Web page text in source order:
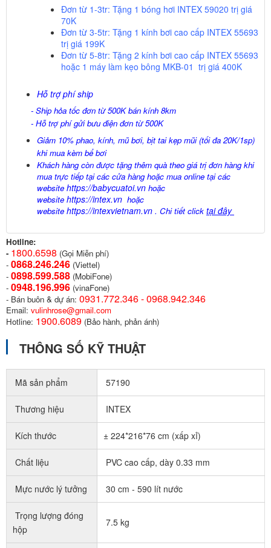
Đơn từ 1-3tr: Tặng 1 bóng hơi INTEX 59020 trị giá
70K
Đơn từ 3-5tr: Tặng 1 kính bơi cao cấp INTEX 55693
trị giá 199K
Đơn từ 5-8tr: Tặng 2 kính bơi cao cấp INTEX 55693
hoặc 1 máy làm kẹo bông MKB-01 trị giá 400K
Hỗ trợ phí ship
- Ship hỏa tốc đơn từ 500K bán kính 8km
- Hỗ trợ phí gửi bưu điện đơn từ 500K
Giảm 10% phao, kính, mũ bơi, bịt tai kẹp mũi (tối đa 20K/1sp)
khi mua kèm bể bơi
Khách hàng còn được tặng thêm quà theo giá trị đơn hàng khi
mua trực tiếp tại các cửa hàng hoặc mua online tại các
website https://babycuatoi.vn hoặc
website https://intex.vn hoặc
website https://intexvietnam.vn . Chi tiết click tại đây
Hotline:
- 1800.6598 (Gọi Miễn phí)
- 0868.246.246 (Viettel)
- 0898.599.588 (MobiFone)
- 0948.196.996 (vinaFone)
- Bán buôn & dự án: 0931.772.346 - 0968.942.346
Email: vulinhrose@gmail.com
Hotline: 1900.6089 (Bảo hành, phản ánh)
THÔNG SỐ KỸ THUẬT
Mã sản phẩm 57190
Thương hiệu INTEX
Kích thước ± 224*216*76 cm (xấp xỉ)
Chất liệu PVC cao cấp, dày 0.33 mm
Mực nước lý tưởng 30 cm - 590 lít nước
Trọng lượng đóng
hộp
7.5 kg